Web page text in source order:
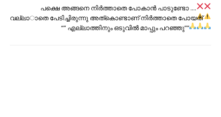
പക്ഷെ അങ്ങനെ നിര്‍ത്താതെ പോകാന്‍ പാടുണ്ടോ ....
വല്ലാതെ പേടിച്ചിരുന്നു അത്കൊണ്ടാണ് നിര്‍ത്താതെ പോയത്
“” എല്ലാത്തിനും ഒടുവില്‍ മാപ്പും പറഞ്ഞു””